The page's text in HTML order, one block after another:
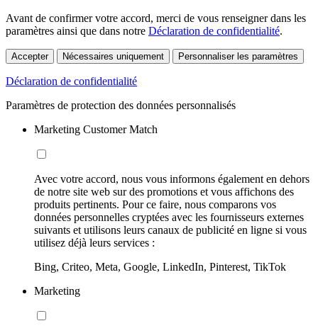
Avant de confirmer votre accord, merci de vous renseigner dans les
paramètres ainsi que dans notre Déclaration de confidentialité.
Accepter Nécessaires uniquement Personnaliser les paramètres
Déclaration de confidentialité
Paramètres de protection des données personnalisés
Marketing Customer Match
Avec votre accord, nous vous informons également en dehors
de notre site web sur des promotions et vous affichons des
produits pertinents. Pour ce faire, nous comparons vos
données personnelles cryptées avec les fournisseurs externes
suivants et utilisons leurs canaux de publicité en ligne si vous
utilisez déjà leurs services :
Bing, Criteo, Meta, Google, LinkedIn, Pinterest, TikTok
Marketing